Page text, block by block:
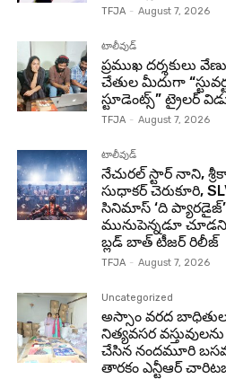
TFJA - August 7, 2026
టాలీవుడ్
ప్రముఖ దర్శకులు
చేతుల మీదుగా
స్టూడెంట్స్” ట్రైలర్
TFJA - August 7, 2026
టాలీవుడ్
నేచురల్ స్టార్ నాని,
సుధాకర్ చెరుకూరి,
సినిమాస్ ‘ది ప్యారడైజ్’
మునుపెన్నడూ
బ్లడ్ బాత్ టీజర్ రిలీజ్
TFJA - August 7, 2026
Uncategorized
అస్సాం వరద
నిత్యవసర
చేసిన నందమూరి
తారకం ఎన్టీఆర్